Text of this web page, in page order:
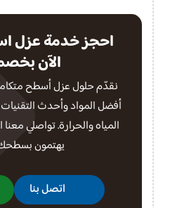
احجز خدمة عزل
الآن بخصم
نقدّم حلول عزل أسطح
أفضل المواد وأحدث
المياه والحرارة. تواصلي
يهتمون
اتصل بنا